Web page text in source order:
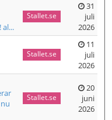
al...
Stallet.se
31
juli
2026
Stallet.se
11
juli
2026
Stallet.se
20
juni
2026